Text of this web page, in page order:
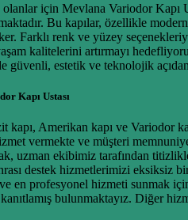
için Mevlana Variodor Kapı
Bu kapılar, özellikle
Farklı renk ve yüzey
kalitelerini artırmayı
güvenli, estetik ve teknolojik
Kapı Ustası
kapı, Amerikan kapı ve
vermekte ve müşteri
uzman ekibimiz tarafından
destek hizmetlerimizi
en profesyonel hizmeti sunmak
bulunmaktayız. Diğer